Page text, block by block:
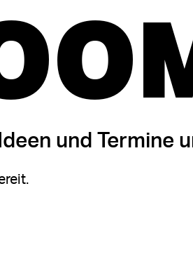
und Termine